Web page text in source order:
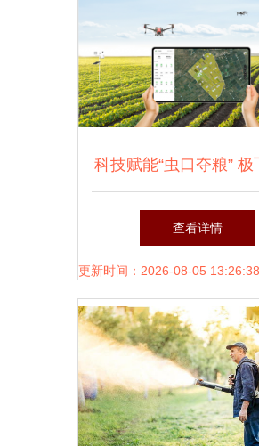
科技赋能“虫口夺粮” 极
安徽小麦统防统治纪
查看详情
更新时间：2026-08-05 13:26:38